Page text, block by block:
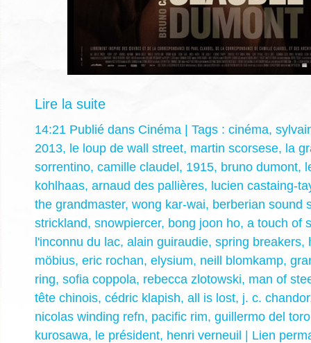
Lire la suite
14:21 Publié dans Cinéma | Tags : cinéma,
2013, le loup de wall street, martin scorsese, la
sorrentino, camille claudel, 1915, bruno dumont,
kohlhaas, arnaud des pallières, lucien castaing-
the grandmaster, wong kar-wai, berberian sound
strickland, snowpiercer, bong joon ho, a touch of
l'inconnu du lac, alain guiraudie, spring breakers,
möbius, eric rochan, elysium, neill blomkamp,
ring, sofia coppola, rebecca zlotowski, man of
tête chinois, cédric klapish, all is lost, j. c. chandor
nicolas winding refn, pacific rim, guillermo del toro
kurosawa, le président, henri verneuil | Lien